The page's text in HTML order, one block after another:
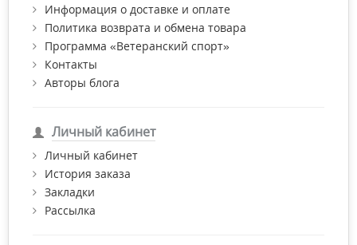
Информация о доставке и оплате
Политика возврата и обмена товара
Программа «Ветеранский спорт»
Контакты
Авторы блога
Личный кабинет
Личный кабинет
История заказа
Закладки
Рассылка